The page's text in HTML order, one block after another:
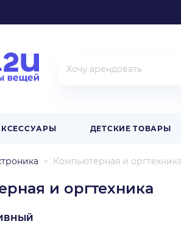
ДЕТСКИЕ ТОВАРЫ
Компьютерная и оргтехника
и оргтехника